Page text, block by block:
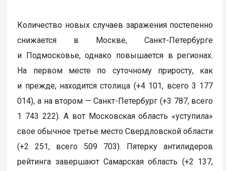
Количество новых случаев заражения постепенно
снижается в Москве, Санкт-Петербурге
и Подмосковье, однако повышается в регионах.
На первом месте по суточному приросту, как
и прежде, находится столица (+4 101, всего 3 177
014), а на втором — Санкт-Петербург (+3 787, всего
1 743 222). А вот Московская область «уступила»
свое обычное третье место Свердловской области
(+2 251, всего 509 703). Пятерку антилидеров
рейтинга завершают Самарская область (+2 137,